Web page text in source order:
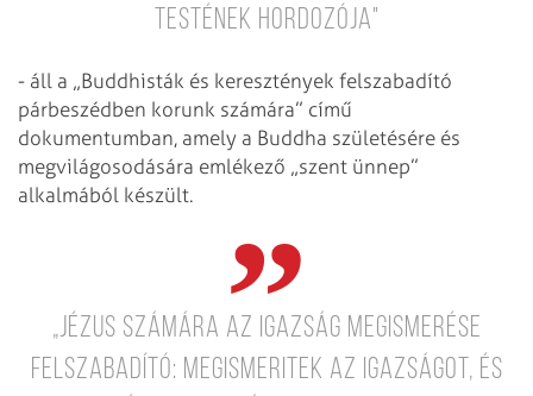
testének hordozója"
- áll a „Buddhisták és keresztények felszabadító
párbeszédben korunk számára” című
dokumentumban, amely a Buddha születésére és
megvilágosodására emlékező „szent ünnep”
alkalmából készült.
„Jézus számára az Igazság megismerése
felszabadító: Megismeritek az igazságot, és